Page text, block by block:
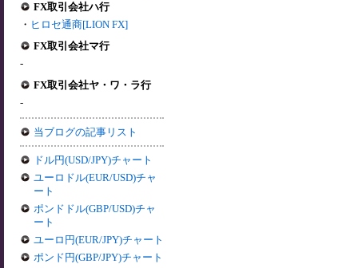
FX取引会社ハ行
・ ヒロセ通商[LION FX]
FX取引会社マ行
-
FX取引会社ヤ・ワ・ラ行
-
当ブログの記事リスト
ドル円(USD/JPY)チャート
ユーロドル(EUR/USD)チャ
ート
ポンドドル(GBP/USD)チャ
ート
ユーロ円(EUR/JPY)チャート
ポンド円(GBP/JPY)チャート